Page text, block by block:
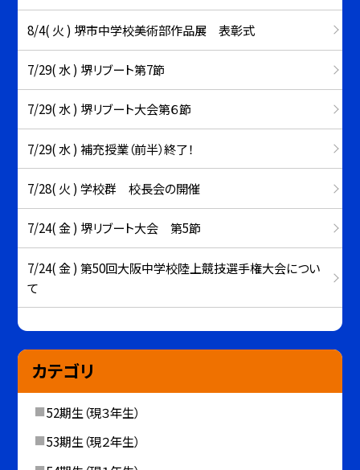
8/4( 火 ) 堺市中学校美術部作品展 表彰式
7/29( 水 ) 堺リブート第7節
7/29( 水 ) 堺リブート大会第６節
7/29( 水 ) 補充授業（前半）終了！
7/28( 火 ) 学校群 校長会の開催
7/24( 金 ) 堺リブート大会 第5節
7/24( 金 ) 第50回大阪中学校陸上競技選手権大会につい
て
カテゴリ
52期生（現３年生）
53期生（現２年生）